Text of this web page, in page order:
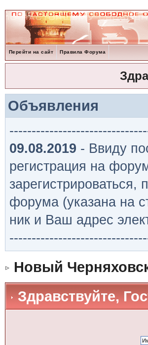
Перейти на сайт Правила Форума
Объявления
09.08.2019 - Ввиду
регистрация на
форума (указана на
ник и Ваш адрес
Новый
Здравствуйте,